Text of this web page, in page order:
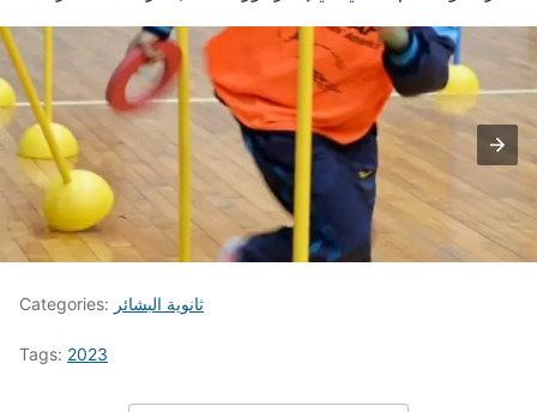
Categories: ثانوية البشائر
Tags: 2023